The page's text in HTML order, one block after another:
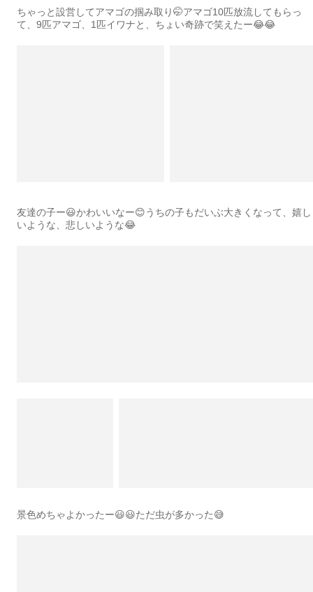
ちゃっと設営してアマゴの掴み取り🤭アマゴ10匹放流してもらっ
て、9匹アマゴ、1匹イワナと、ちょい奇跡で笑えたー😂😂
友達の子ー😃かわいいなー😊うちの子もだいぶ大きくなって、嬉し
いような、悲しいような😂
景色めちゃよかったー😃😃ただ虫が多かった😅